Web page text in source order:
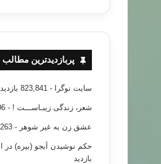
پربازدیدترین
سایت نوگرا - 823,841 بازدید
شعر، زندگی زیبـاســـت ! - 485,306 بازدید
عشق زن به غیر شوهر - 280,263 بازدید
حکم نوشیدن آبجو (بیره)
بازدید